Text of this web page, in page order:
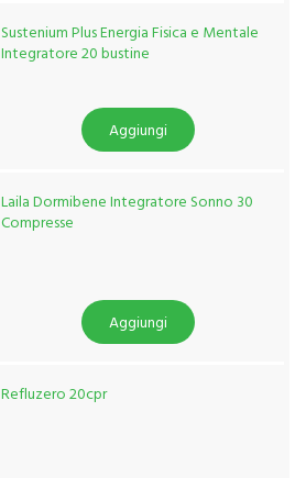
Sustenium Plus Energia Fisica e Mentale
Integratore 20 bustine
Aggiungi
Laila Dormibene Integratore Sonno 30
Compresse
Aggiungi
Refluzero 20cpr